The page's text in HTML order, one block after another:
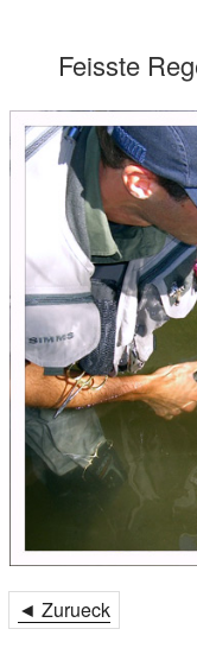
Feisste
◄ Zurueck